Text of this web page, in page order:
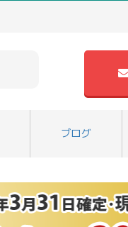
ブログ